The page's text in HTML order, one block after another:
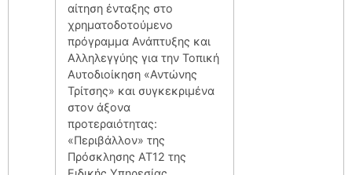
αίτηση ένταξης στο
χρηματοδοτούμενο
πρόγραμμα Ανάπτυξης και
Αλληλεγγύης για την Τοπική
Αυτοδιοίκηση «Αντώνης
Τρίτσης» και συγκεκριμένα
στον άξονα
προτεραιότητας:
«Περιβάλλον» της
Πρόσκλησης ΑΤ12 της